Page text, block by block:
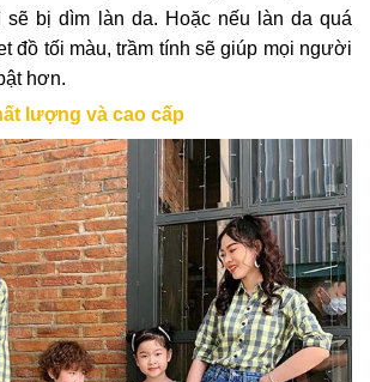
sẽ bị dìm làn da. Hoặc nếu làn da quá
đồ tối màu, trầm tính sẽ giúp mọi người
hơn.
lượng và cao cấp